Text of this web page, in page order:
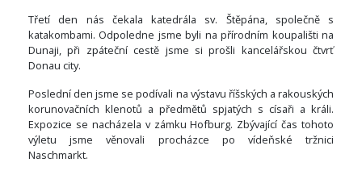
Třetí den nás čekala katedrála sv. Štěpána, společně s
katakombami. Odpoledne jsme byli na přírodním koupališti na
Dunaji, při zpáteční cestě jsme si prošli kancelářskou čtvrť
Donau city.
Poslední den jsme se podívali na výstavu říšských a rakouských
korunovačních klenotů a předmětů spjatých s císaři a králi.
Expozice se nacházela v zámku Hofburg. Zbývající čas tohoto
výletu jsme věnovali procházce po vídeňské tržnici
Naschmarkt.